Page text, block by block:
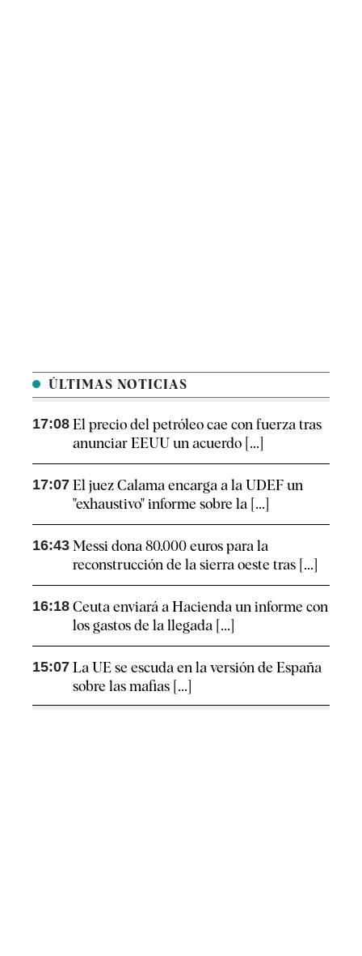
ÚLTIMAS NOTICIAS
17:08 El precio del petróleo cae con fuerza tras
anunciar EEUU un acuerdo [...]
17:07 El juez Calama encarga a la UDEF un
"exhaustivo" informe sobre la [...]
16:43 Messi dona 80.000 euros para la
reconstrucción de la sierra oeste tras [...]
16:18 Ceuta enviará a Hacienda un informe con
los gastos de la llegada [...]
15:07 La UE se escuda en la versión de España
sobre las mafias [...]